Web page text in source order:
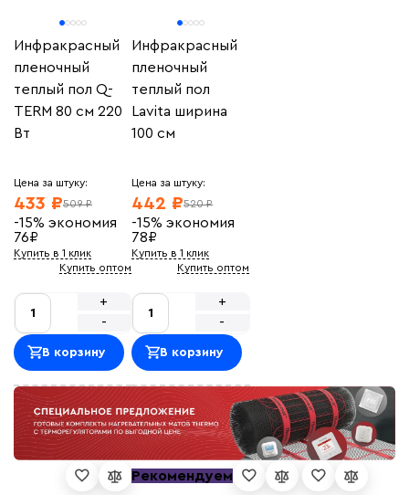
Инфракрасный
пленочный
теплый пол Q-
TERM 80 см 220
Вт
Цена за штуку:
509 ₽
433 ₽
-15% экономия
76₽
Купить в 1 клик
Купить оптом
-
+
В корзину
Инфракрасный
пленочный
теплый пол
Lavita ширина
100 см
Цена за штуку:
520 ₽
442 ₽
-15% экономия
78₽
Купить в 1 клик
Купить оптом
-
+
В корзину
Рекомендуем